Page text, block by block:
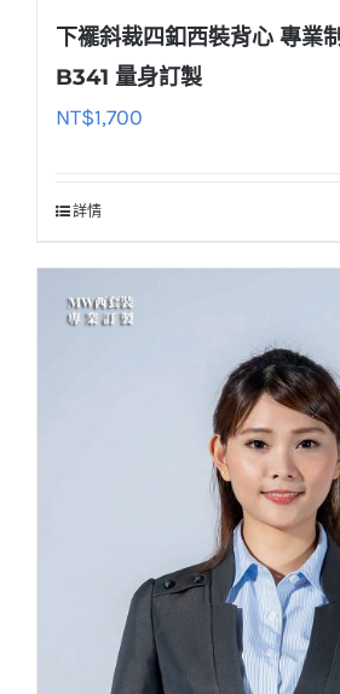
下襬斜裁四釦西裝背心 專業
B341 量身訂製
NT$1,700
詳情